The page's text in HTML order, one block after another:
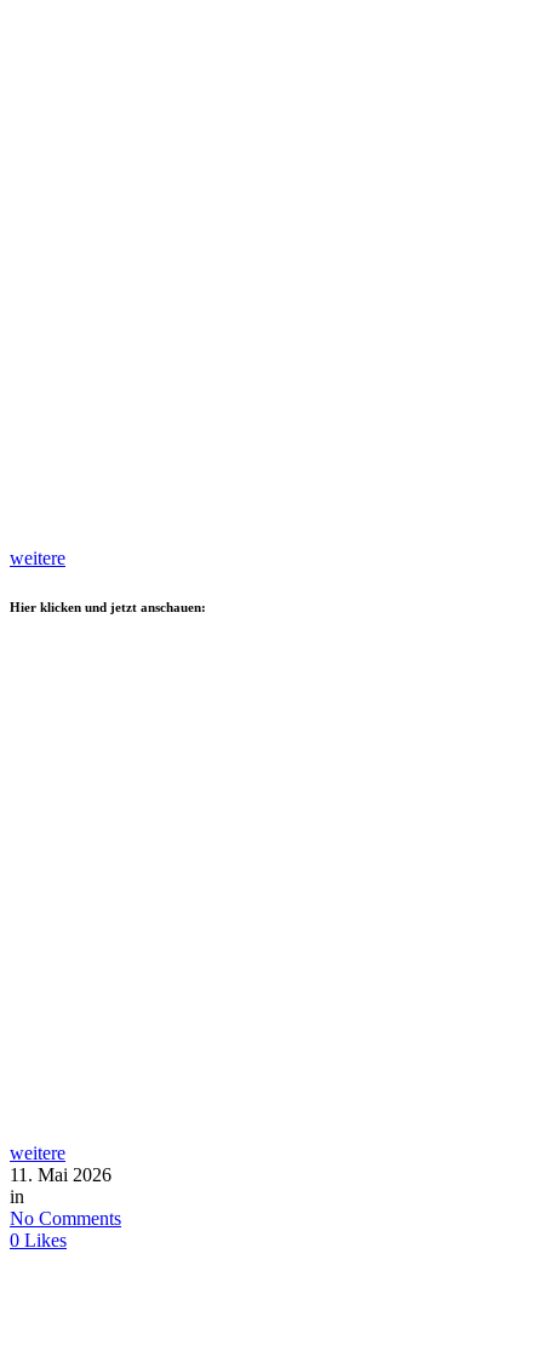
weitere
Hier klicken und jetzt anschauen:
weitere
11. Mai 2026
in
No Comments
0 Likes